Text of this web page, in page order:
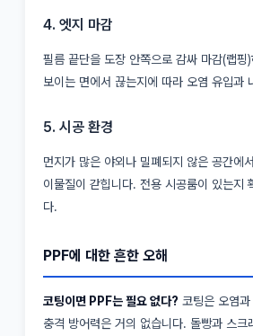
4. 엣지 마감
필름 끝단을 도장 안쪽으로 감싸 마감(랩핑
보이는 면에서 끊는지에 따라 오염 유입과
5. 시공 환경
먼지가 많은 야외나 밀폐되지 않은 공간에
이물질이 갇힙니다. 전용 시공룸이 있는지
다.
PPF에 대한 흔한 오해
코팅이면 PPF는 필요 없다? 코팅은 오염
충격 방어력은 거의 없습니다. 돌빵과 스크